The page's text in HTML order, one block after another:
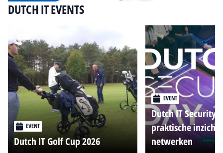
DUTCH IT EVENTS
EVENT
Dutch IT Golf Cup 2026
EVENT
Dutch IT Security
praktische
netwerken